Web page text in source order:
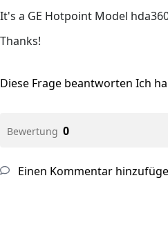
It's a GE Hotpoint Model
Thanks!
Diese Frage beantworten Ich
Bewertung 0
Einen Kommentar